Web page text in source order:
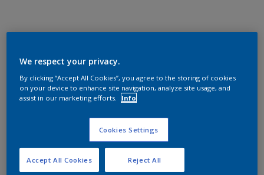
We respect your privacy.
By clicking “Accept All Cookies”, you agree to the storing of cookies
on your device to enhance site navigation, analyze site usage, and
assist in our marketing efforts.
Info
Cookies Settings
Reject All
Accept All Cookies